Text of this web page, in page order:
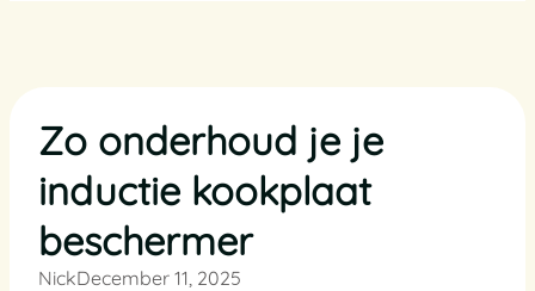
Zo onderhoud je je
inductie kookplaat
beschermer
NickDecember 11, 2025